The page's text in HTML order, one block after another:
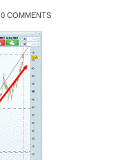
0 COMMENTS